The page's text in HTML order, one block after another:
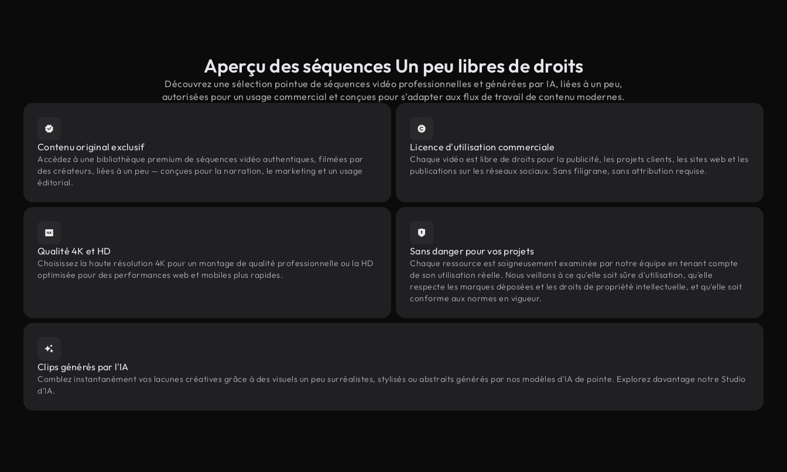
Aperçu des séquences Un peu libres de droits
Découvrez une sélection pointue de séquences vidéo professionnelles et générées par IA, liées à un peu,
autorisées pour un usage commercial et conçues pour s'adapter aux flux de travail de contenu modernes.
Contenu original exclusif
Accédez à une bibliothèque premium de séquences vidéo authentiques, filmées par
des créateurs, liées à un peu — conçues pour la narration, le marketing et un usage
éditorial.
Licence d'utilisation commerciale
Chaque vidéo est libre de droits pour la publicité, les projets clients, les sites web et les
publications sur les réseaux sociaux. Sans filigrane, sans attribution requise.
Qualité 4K et HD
Choisissez la haute résolution 4K pour un montage de qualité professionnelle ou la HD
optimisée pour des performances web et mobiles plus rapides.
Sans danger pour vos projets
Chaque ressource est soigneusement examinée par notre équipe en tenant compte
de son utilisation réelle. Nous veillons à ce qu'elle soit sûre d'utilisation, qu'elle
respecte les marques déposées et les droits de propriété intellectuelle, et qu'elle soit
conforme aux normes en vigueur.
Clips générés par l'IA
Comblez instantanément vos lacunes créatives grâce à des visuels un peu surréalistes, stylisés ou abstraits générés par nos modèles d'IA de pointe. Explorez davantage notre Studio
d'IA.